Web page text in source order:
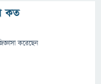
কত
করেছেন